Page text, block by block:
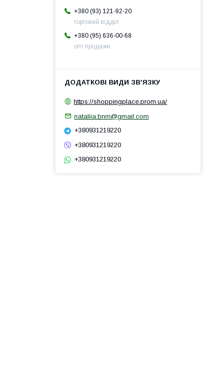
+380 (93) 121-92-20
торговий відділ
+380 (95) 636-00-68
опт продажи
https://shoppingplace.prom.ua/
nataliia.bnm@gmail.com
+380931219220
+380931219220
+380931219220